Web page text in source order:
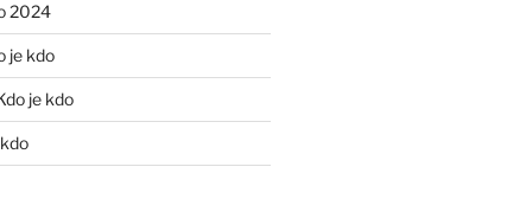
2024
je kdo
je kdo